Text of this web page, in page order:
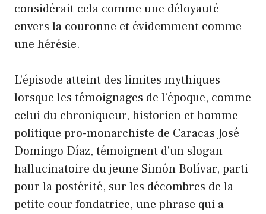
considérait cela comme une déloyauté
envers la couronne et évidemment comme
une hérésie.
L’épisode atteint des limites mythiques
lorsque les témoignages de l’époque, comme
celui du chroniqueur, historien et homme
politique pro-monarchiste de Caracas José
Domingo Díaz, témoignent d’un slogan
hallucinatoire du jeune Simón Bolívar, parti
pour la postérité, sur les décombres de la
petite cour fondatrice, une phrase qui a